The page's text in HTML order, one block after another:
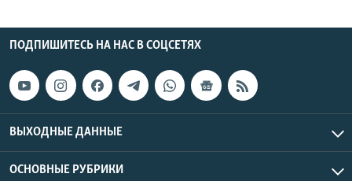
ПОДПИШИТЕСЬ НА НАС В СОЦСЕТЯХ
ВЫХОДНЫЕ ДАННЫЕ
ОСНОВНЫЕ РУБРИКИ